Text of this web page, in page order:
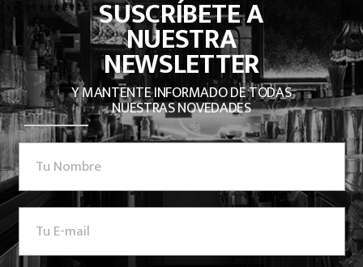
SUSCRÍBETE A
NUESTRA
NEWSLETTER
Y MANTENTE INFORMADO DE TODAS
NUESTRAS NOVEDADES